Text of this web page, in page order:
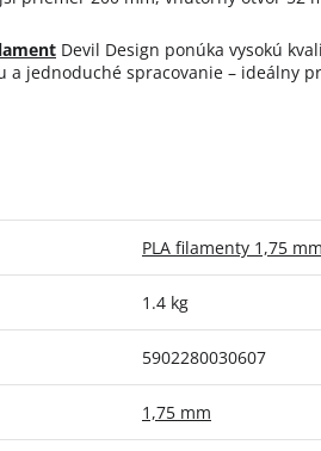
Devil Design ponúka vysokú
a jednoduché spracovanie – ideálny
PLA filamenty 1,75
1.4 kg
5902280030607
1,75 mm